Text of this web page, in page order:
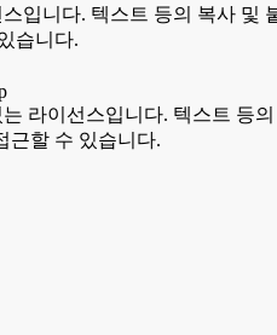
입니다. 텍스트 등의 복사
습니다.
라이선스입니다. 텍스트
근할 수 있습니다.